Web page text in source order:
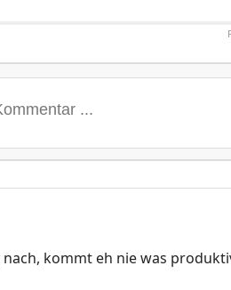
kommt eh nie was